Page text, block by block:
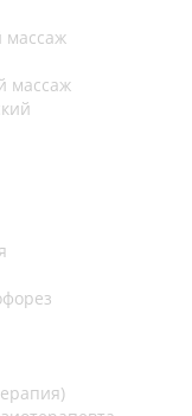
массаж